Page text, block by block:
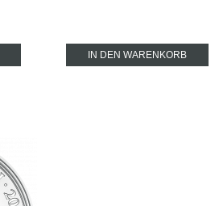
IN DEN WARENKORB